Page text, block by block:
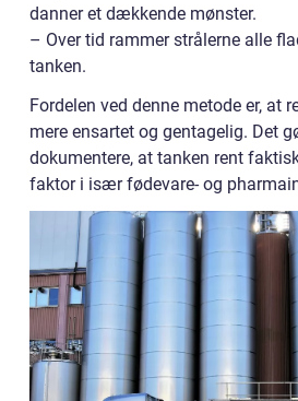
danner et dækkende mønster.
– Over tid rammer strålerne alle
tanken.
Fordelen ved denne metode er, at
mere ensartet og gentagelig. Det
dokumentere, at tanken rent
faktor i især fødevare- og